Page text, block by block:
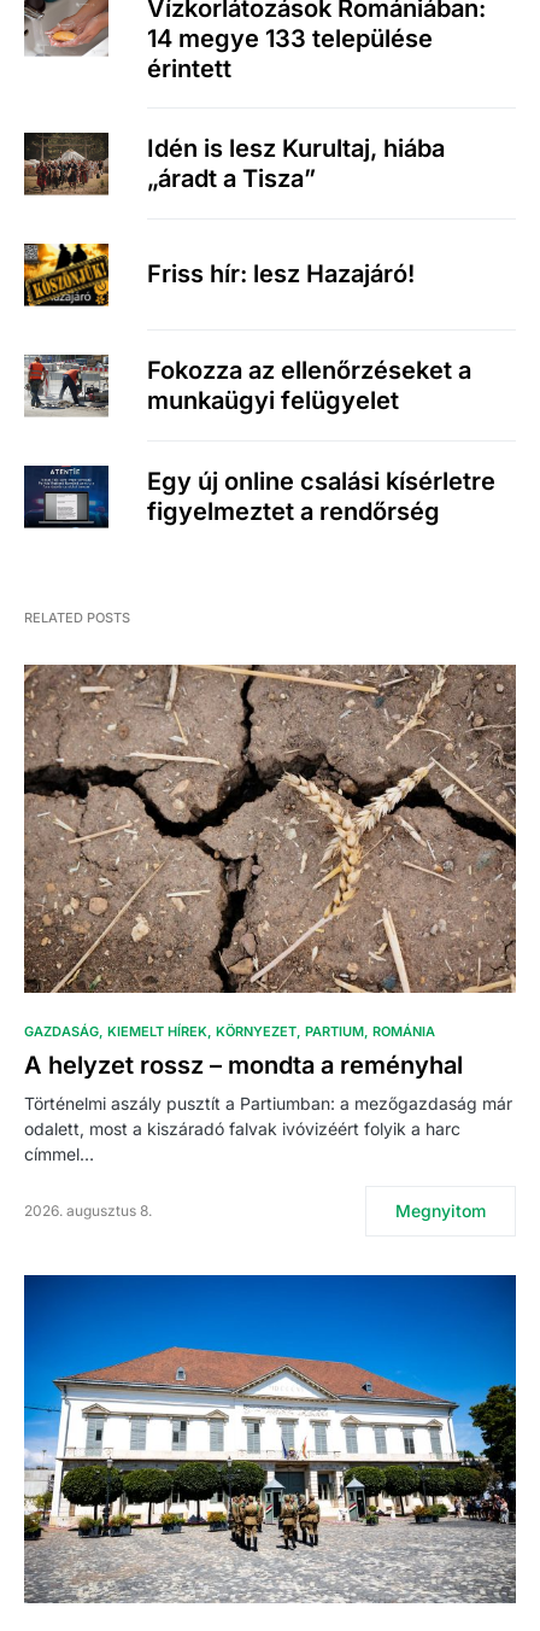
Vízkorlátozások Romániában:
14 megye 133 települése
érintett
Idén is lesz Kurultaj, hiába
„áradt a Tisza”
Friss hír: lesz Hazajáró!
Fokozza az ellenőrzéseket a
munkaügyi felügyelet
Egy új online csalási kísérletre
figyelmeztet a rendőrség
RELATED POSTS
GAZDASÁG KIEMELT HÍREK KÖRNYEZET PARTIUM ROMÁNIA
A helyzet rossz – mondta a reményhal
Történelmi aszály pusztít a Partiumban: a mezőgazdaság már
odalett, most a kiszáradó falvak ivóvizéért folyik a harc
címmel…
2026. augusztus 8. Megnyitom